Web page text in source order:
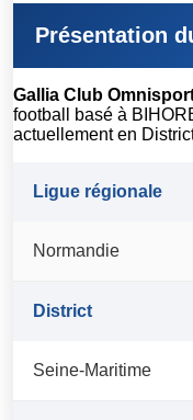
Présentation
Gallia Club
football basé à
actuellement en
Ligue régionale
Normandie
District
Seine-Maritime